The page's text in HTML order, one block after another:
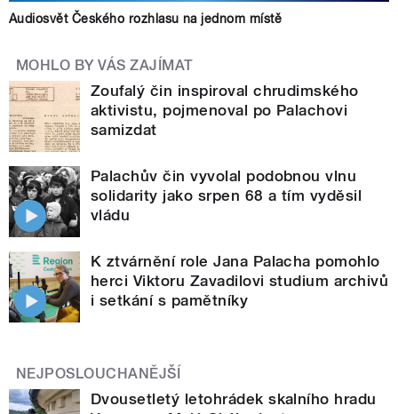
Audiosvět Českého rozhlasu na jednom místě
MOHLO BY VÁS ZAJÍMAT
Zoufalý čin inspiroval chrudimského
aktivistu, pojmenoval po Palachovi
samizdat
Palachův čin vyvolal podobnou vlnu
solidarity jako srpen 68 a tím vyděsil
vládu
K ztvárnění role Jana Palacha pomohlo
herci Viktoru Zavadilovi studium archivů
i setkání s pamětníky
NEJPOSLOUCHANĚJŠÍ
Dvousetletý letohrádek skalního hradu